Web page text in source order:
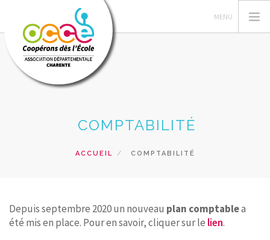
ACTIONS PÉDAGOGIQUES
RECHERCHER
COMPTABILITÉ
ACCUEIL COMPTABILITÉ
Depuis septembre 2020 un nouveau plan comptablea
été mis en place. Pour en savoir, cliquer sur le lien.